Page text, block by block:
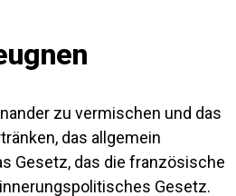
zu vermischen und das
das allgemein
Gesetz, das die französische
Gesetz.